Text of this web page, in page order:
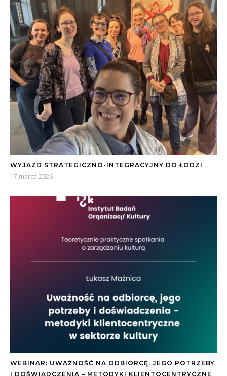
WYJAZD STRATEGICZNO-INTEGRACYJNY DO ŁODZI
17 marca 2026
WEBINAR: UWAŻNOŚĆ NA ODBIORCĘ, JEGO POTRZEBY
I DOŚWIADCZENIA – METODYKI KLIENTOCENTRYCZNE